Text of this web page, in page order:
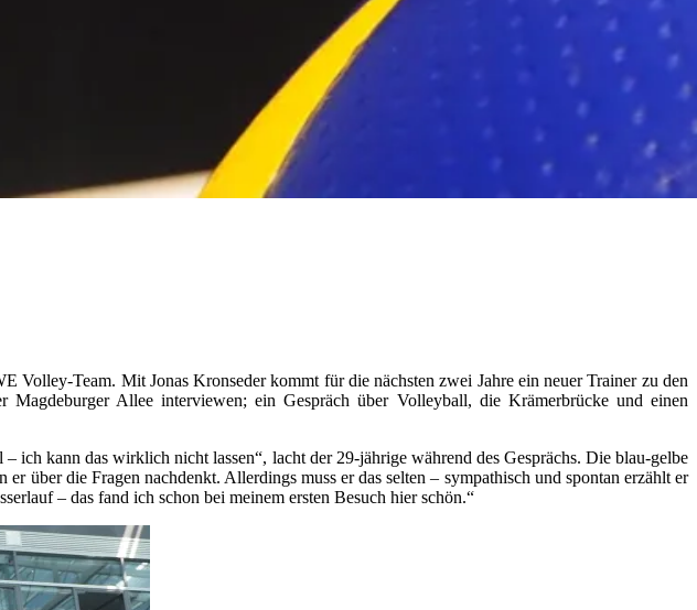
Volley-Team. Mit Jonas Kronseder kommt für die nächsten zwei Jahre ein neuer Trainer zu den
Allee interviewen; ein Gespräch über Volleyball, die Krämerbrücke und einen
ich kann das wirklich nicht lassen“, lacht der 29-jährige während des Gesprächs. Die blau-gelbe
über die Fragen nachdenkt. Allerdings muss er das selten – sympathisch und spontan erzählt er
– das fand ich schon bei meinem ersten Besuch hier schön.“